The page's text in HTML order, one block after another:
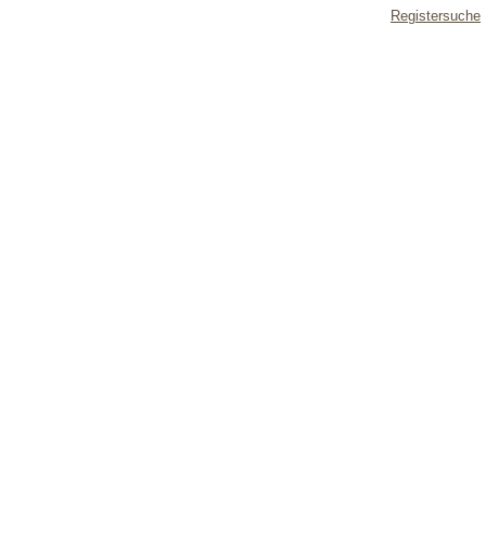
Registersuche